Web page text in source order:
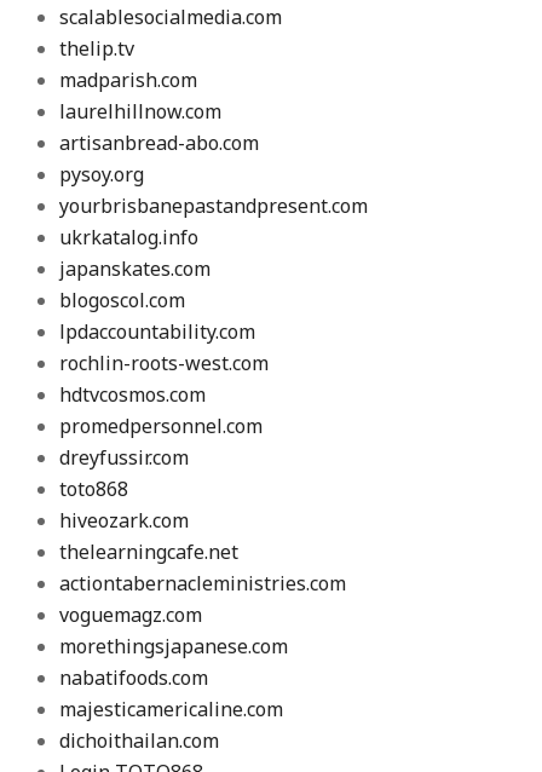
scalablesocialmedia.com
thelip.tv
madparish.com
laurelhillnow.com
artisanbread-abo.com
pysoy.org
yourbrisbanepastandpresent.com
ukrkatalog.info
japanskates.com
blogoscol.com
lpdaccountability.com
rochlin-roots-west.com
hdtvcosmos.com
promedpersonnel.com
dreyfussir.com
toto868
hiveozark.com
thelearningcafe.net
actiontabernacleministries.com
voguemagz.com
morethingsjapanese.com
nabatifoods.com
majesticamericaline.com
dichoithailan.com